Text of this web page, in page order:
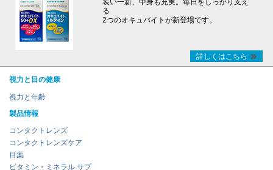
装い一新、中身も充実。毎日をしっかり支え
る
2つのオキュバイトが新登場です。
詳しくはこちら
視力と目の健康
視力と年齢
製品情報
コンタクトレンズ
コンタクトレンズケア
目薬
ビタミン・ミネラル サプ